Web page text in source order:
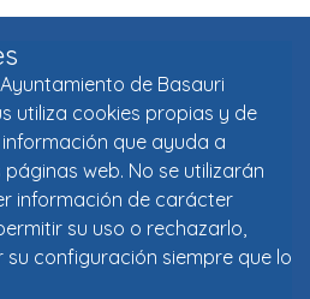
de Basauri
utiliza cookies propias y de
que ayuda a
web. No se utilizarán
información de carácter
su uso o rechazarlo,
configuración siempre que lo